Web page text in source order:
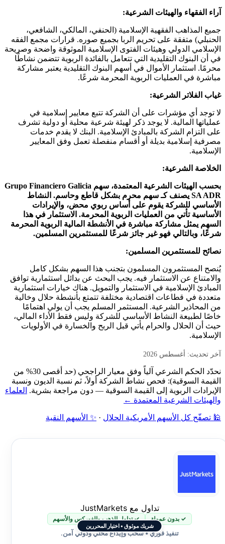
آراء الفقهاء والهيئات الشرعية:
جميع المذاهب الفقهية الإسلامية (الحنفي، المالكي، الشافعي،
الحنبلي) متفقة على تحريم الربا بجميع صوره. قرارات مجمع الفقه
الإسلامي الدولي وهيئات الفتوى الإسلامية الموثوقة واضحة وصريحة
في أن البنوك التقليدية التي تتعامل بالفائدة الربوية تتضمن نشاطًا
محرمًا. استثمار الأموال في أسهم البنوك التقليدية يعتبر مشاركة
مباشرة في العمليات الربوية المحرمة شرعًا.
غياب الفلاتر الشرعية:
لا توجد أي مؤشرات على أن الشركة تتبع معايير إسلامية في
عملياتها المالية. لا يوجد ذكر لهيئة شرعية محلية أو دولية تشرف
على التزام الشركة بالمبادئ الإسلامية. البنك لا يقدم خدمات
مصرفية إسلامية بديلة أو أقسام منفصلة تعمل وفق المعايير
الإسلامية.
الخلاصة الشرعية:
بحسب الهيئات الشرعية المعتمدة، سهم Grupo Financiero Galicia
SA ADR يصنف كـ سهم محرم بشكل قاطع وحاسم. النشاط
الأساسي للشركة يقوم على أساس ربوي محض، والإيرادات
الأساسية تأتي من العمليات الربوية المحرمة. الاستثمار في هذا
السهم يمثل مشاركة مباشرة في الأنشطة المالية الربوية المحرمة
شرعًا، وبالتالي فهو غير جائز شرعًا للمستثمرين المسلمين.
نصائح للمستثمرين المسلمين:
يُنصح المستثمرون المسلمون بتجنب هذا السهم بشكل كامل
والامتناع عن الاستثمار فيه. يجب البحث عن بدائل استثمارية توافق
المبادئ الإسلامية في الاستثمار والتمويل. هناك خيارات استثمارية
متعددة في قطاعات اقتصادية مختلفة تتمتع بأنشطة حلال وخالية
من المحاذير الشرعية. المستثمر المسلم يجب أن يولي اهتمامًا
خاصًا لطبيعة النشاط الأساسي للشركة وليس فقط الأداء المالي،
حيث أن الحلال والحرام يأتي قبل الربح والخسارة في الأولويات
الإسلامية.
آخر تحديث: أغسطس 2026
نحدّد الحكم الشرعي آلياً وفق معيار الراجحي (حد أقصى 30% من
القيمة السوقية): فحص نشاط الشركة أولاً، ثم نسبة الديون ونسبة
الإيرادات الربوية إلى القيمة السوقية — دون مراجعة بشرية. العلماء
والهيئات الشرعية المعتمدة ←
🕌 تصفّح كل الأسهم الأمريكية الحلال · ✨ الأسهم النقية
شريك موثوق • اختيار المحررين
تداول مع JustMarkets
✓ بدون عمولة ✓ تداول الذهب والفوركس والأسهم
تنفيذ فوري • سحب وإيداع محلي ودولي آمن.